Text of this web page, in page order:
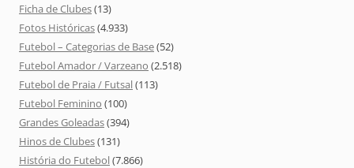
Ficha de Clubes(13)
Fotos Históricas(4.933)
Futebol – Categorias de Base(52)
Futebol Amador / Varzeano (2.518)
Futebol de Praia / Futsal(113)
Futebol Feminino (100)
Grandes Goleadas(394)
Hinos de Clubes(131)
História do Futebol(7.866)